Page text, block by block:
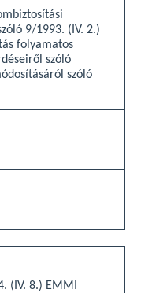
9/1993. (IV. 2.)
folyamatos
szóló
szóló
(IV. 8.) EMMI